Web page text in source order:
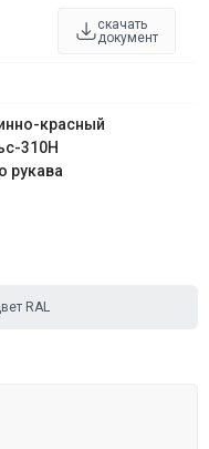
скачать
документ
красный
310Н
рукава
RAL